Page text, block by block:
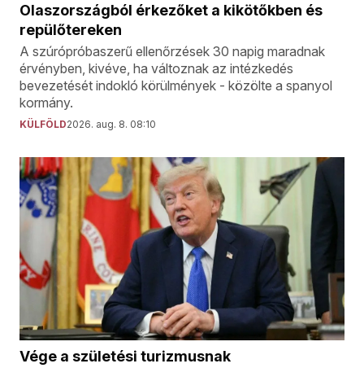
Olaszországból érkezőket a kikötőkben és
repülőtereken
A szúrópróbaszerű ellenőrzések 30 napig maradnak
érvényben, kivéve, ha változnak az intézkedés
bevezetését indokló körülmények - közölte a spanyol
kormány.
KÜLFÖLD2026. aug. 8. 08:10
Vége a születési turizmusnak